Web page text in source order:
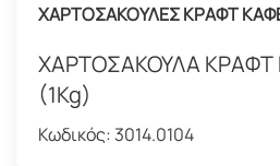
ΧΑΡΤΟΣΑΚΟΥΛΕΣ ΚΡΑΦΤ
ΧΑΡΤΟΣΑΚΟΥΛΑ ΚΡΑΦΤ
(1Kg)
Κωδικός: 3014.0104